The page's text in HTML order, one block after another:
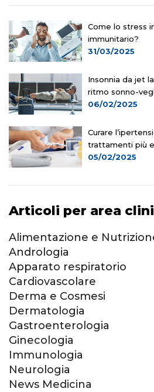
Come lo stress
immunitario?
31/03/2025
Insonnia da jet
ritmo sonno-
06/02/2025
Curare
trattamenti più
05/02/2025
Articoli per area
Alimentazione e
Andrologia
Apparato respiratorio
Cardiovascolare
Derma e Cosmesi
Dermatologia
Gastroenterologia
Ginecologia
Immunologia
Neurologia
News Medicina